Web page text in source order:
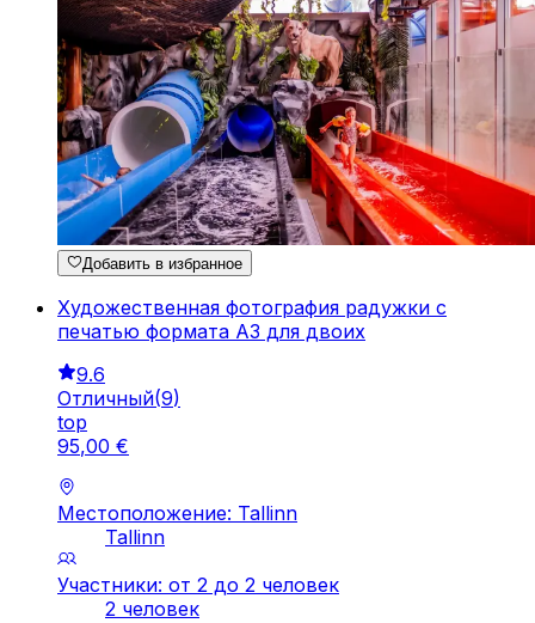
Добавить в избранное
Художественная фотография радужки с
печатью формата A3 для двоих
9.6
Отличный(9)
top
95,00 €
Местоположение: Tallinn
Tallinn
Участники: от 2 до 2 человек
2 человек